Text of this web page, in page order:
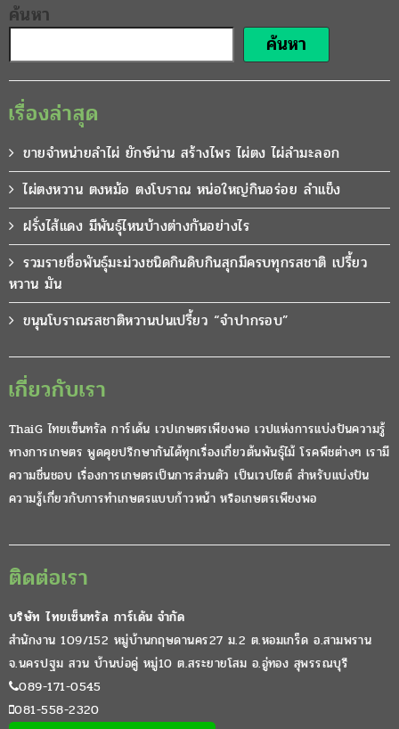
ค้นหา
ค้นหา
เรื่องล่าสุด
ขายจำหน่ายลำไผ่ ยักษ์น่าน สร้างไพร ไผ่ตง ไผ่ลำมะลอก
ไผ่ตงหวาน ตงหม้อ ตงโบราณ หน่อใหญ่กินอร่อย ลำแข็ง
ฝรั่งไส้แดง มีพันธุ์ไหนบ้างต่างกันอย่างไร
รวมรายชื่อพันธุ์มะม่วงชนิดกินดิบกินสุกมีครบทุกรสชาติ เปรี้ยว
หวาน มัน
ขนุนโบราณรสชาติหวานปนเปรี้ยว “จำปากรอบ”
เกี่ยวกับเรา
ThaiG ไทยเซ็นทรัล การ์เด้น เวปเกษตรเพียงพอ เวปแห่งการแบ่งปันความรู้
ทางการเกษตร พูดคุยปรึกษากันได้ทุกเรื่องเกี่ยวต้นพันธุ์ไม้ โรคพืชต่างๆ เรามี
ความชื่นชอบ เรื่องการเกษตรเป็นการส่วนตัว เป็นเวปไซต์ สำหรับแบ่งปัน
ความรู้เกี่ยวกับการทำเกษตรแบบก้าวหน้า หรือเกษตรเพียงพอ
ติดต่อเรา
บริษัท ไทยเซ็นทรัล การ์เด้น จำกัด
สำนักงาน 109/152 หมู่บ้านกฤษดานคร27 ม.2 ต.หอมเกร็ด อ.สามพราน
จ.นครปฐม สวน บ้านบ่อคู่ หมู่10 ต.สระยายโสม อ.อู่ทอง สุพรรณบุรี
089-171-0545
081-558-2320